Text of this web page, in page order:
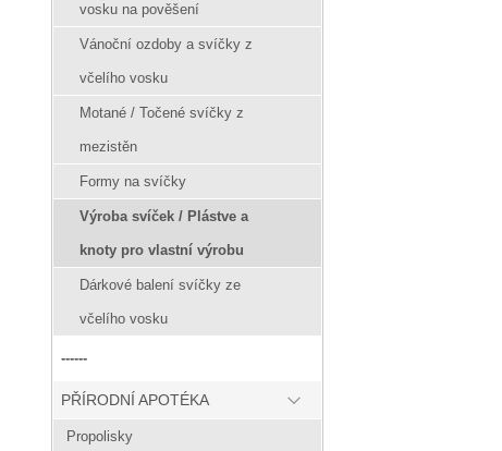
vosku na pověšení
Vánoční ozdoby a svíčky z
včelího vosku
Motané / Točené svíčky z
mezistěn
Formy na svíčky
Výroba svíček / Plástve a
knoty pro vlastní výrobu
Dárkové balení svíčky ze
včelího vosku
------
PŘÍRODNÍ APOTÉKA
Propolisky